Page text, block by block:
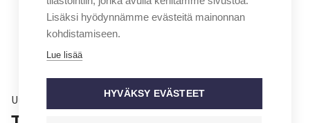
Uutinen
Lisäksi hyödynnämme evästeitä mainonnan
kohdistamiseen.
Lue lisää
HYVÄKSY EVÄSTEET